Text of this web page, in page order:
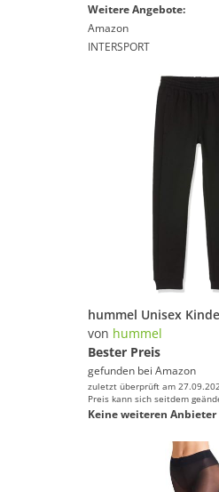
Weitere Angebote:
Amazon
INTERSPORT
von hummel
Bester Preis
gefunden bei Amazon
zuletzt überprüft am
Preis kann sich seitdem
Keine weiteren Anbieter